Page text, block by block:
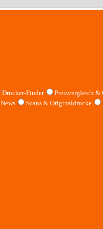
Drucker-Finder Preisvergleich &
News Scans & Originaldrucke